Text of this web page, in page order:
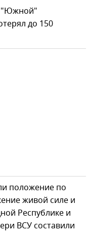
"Южной"
до 150
положение по
живой силе и
Республике и
ВСУ составили